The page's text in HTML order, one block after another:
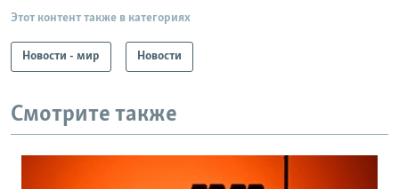
Этот контент также в категориях
Новости - мир Новости
Смотрите также